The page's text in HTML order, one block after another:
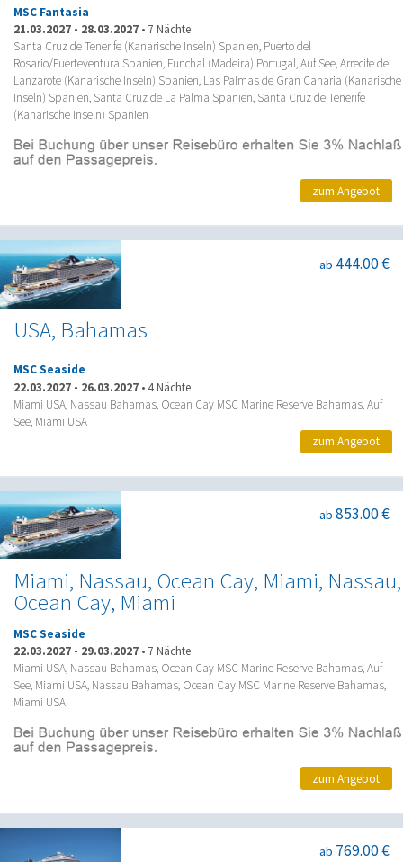
MSC Fantasia
21.03.2027 - 28.03.2027 • 7 Nächte
Santa Cruz de Tenerife (Kanarische Inseln) Spanien, Puerto del
Rosario/Fuerteventura Spanien, Funchal (Madeira) Portugal, Auf See, Arrecife de
Lanzarote (Kanarische Inseln) Spanien, Las Palmas de Gran Canaria (Kanarische
Inseln) Spanien, Santa Cruz de La Palma Spanien, Santa Cruz de Tenerife
(Kanarische Inseln) Spanien
zum Angebot
USA, Bahamas
ab 444.00 €
MSC Seaside
22.03.2027 - 26.03.2027 •4 Nächte
Miami USA, Nassau Bahamas, Ocean Cay MSC Marine Reserve Bahamas, Auf
See, Miami USA
zum Angebot
Miami, Nassau, Ocean Cay, Miami, Nassau,
Ocean Cay, Miami
ab 853.00 €
MSC Seaside
22.03.2027 - 29.03.2027 • 7 Nächte
Miami USA, Nassau Bahamas, Ocean Cay MSC Marine Reserve Bahamas, Auf
See, Miami USA, Nassau Bahamas, Ocean Cay MSC Marine Reserve Bahamas,
Miami USA
zum Angebot
ab 769.00 €